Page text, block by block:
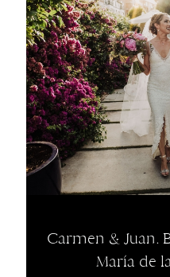
Carmen & Juan.
María de
+34